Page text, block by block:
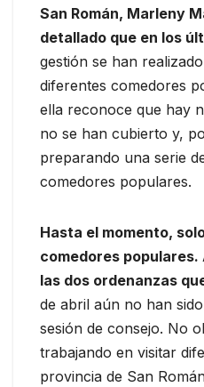
San Román, Marleny
detallado que en los
gestión se han
diferentes comedores
ella reconoce que hay
no se han cubierto y,
preparando una serie
comedores populares.
Hasta el momento,
comedores populares.
las dos ordenanzas
de abril aún no han
sesión de consejo. No
trabajando en visitar
provincia de San